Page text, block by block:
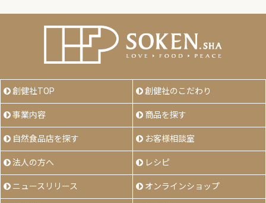
創健社TOP 創健社のこだわり
事業内容 商品を探す
自然食品店を探す お客様相談室
法人の方へ レシピ
ニュースリリース オンラインショップ